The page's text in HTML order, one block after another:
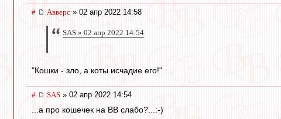
# Авверс » 02 апр 2022 14:58
SAS » 02 апр 2022 14:54
"Кошки - зло, а коты исчадие его!"
# SAS » 02 апр 2022 14:54
...а про кошечек на ВВ слабо?...:-)